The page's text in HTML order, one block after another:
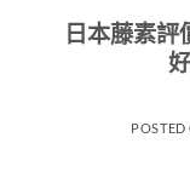
日本藤素
POSTED